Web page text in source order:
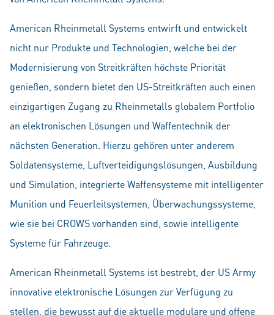
American Rheinmetall Systems entwirft und entwickelt
nicht nur Produkte und Technologien, welche bei der
Modernisierung von Streitkräften höchste Priorität
genießen, sondern bietet den US-Streitkräften auch einen
einzigartigen Zugang zu Rheinmetalls globalem Portfolio
an elektronischen Lösungen und Waffentechnik der
nächsten Generation. Hierzu gehören unter anderem
Soldatensysteme, Luftverteidigungslösungen, Ausbildung
und Simulation, integrierte Waffensysteme mit intelligenter
Munition und Feuerleitsystemen, Überwachungssysteme,
wie sie bei CROWS vorhanden sind, sowie intelligente
Systeme für Fahrzeuge.
American Rheinmetall Systems ist bestrebt, der US Army
innovative elektronische Lösungen zur Verfügung zu
stellen, die bewusst auf die aktuelle modulare und offene